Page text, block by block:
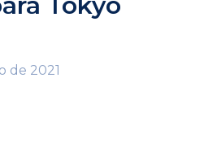
de 2021